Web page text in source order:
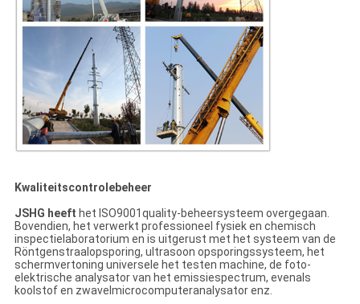
Kwaliteitscontrolebeheer
JSHG heeft het ISO9001quality-beheersysteem overgegaan.
Bovendien, het verwerkt professioneel fysiek en chemisch
inspectielaboratorium en is uitgerust met het systeem van de
Röntgenstraalopsporing, ultrasoon opsporingssysteem, het
schermvertoning universele het testen machine, de foto-
elektrische analysator van het emissiespectrum, evenals
koolstof en zwavelmicrocomputeranalysator enz.